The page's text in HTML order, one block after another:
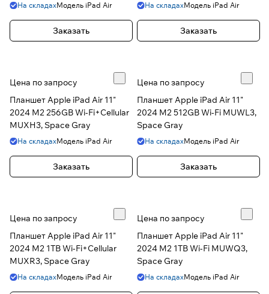
На складахМодель iPad Air
Заказать
На складахМодель iPad Air
Заказать
Цена по запросу
Планшет Apple iPad Air 11"
2024 M2 256GB Wi-Fi+Cellular
MUXH3, Space Gray
На складахМодель iPad Air
Заказать
Цена по запросу
Планшет Apple iPad Air 11"
2024 M2 512GB Wi-Fi MUWL3,
Space Gray
На складахМодель iPad Air
Заказать
Цена по запросу
Планшет Apple iPad Air 11"
2024 M2 1TB Wi-Fi+Cellular
MUXR3, Space Gray
На складахМодель iPad Air
Цена по запросу
Планшет Apple iPad Air 11"
2024 M2 1TB Wi-Fi MUWQ3,
Space Gray
На складахМодель iPad Air